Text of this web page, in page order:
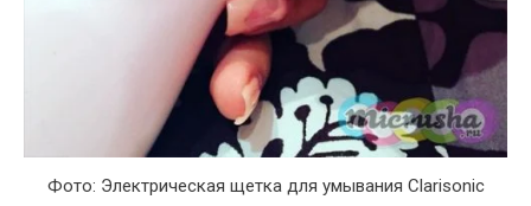
Фото: Электрическая щетка для умывания Clarisonic